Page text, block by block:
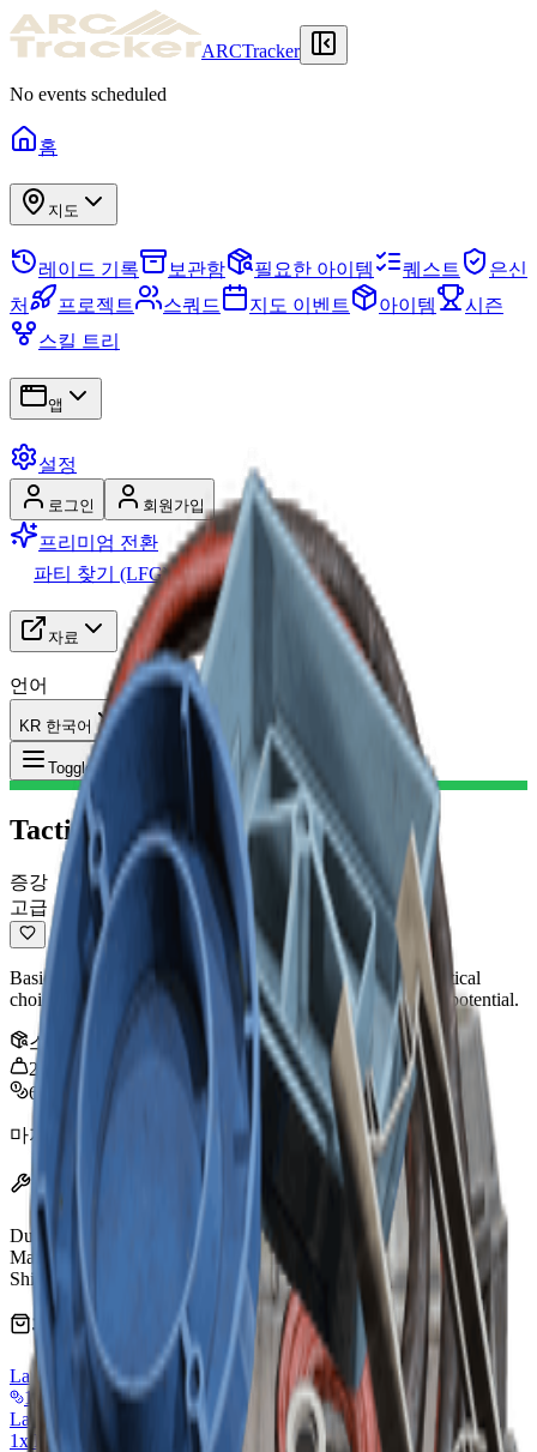
ARCTracker
No events scheduled
홈
지도
레이드 기록 보관함 필요한 아이템 퀘스트
은신
처
프로젝트 스쿼드 지도 이벤트 아이템
시즌
스킬 트리
앱
설정
로그인 회원가입
프리미엄 전환
파티 찾기 (LFG)
자료
언어
KR 한국어
Toggle Menu 아이템:Tactical Mk. 1
Tactical Mk. 1
증강
고급
Basic tactical augment. More Quick Use slots for more tactical
choice, but limited survivability and slightly lower looting potential.
스택
1
2
640
마지막 업데이트 Mar 17, 2026
효과
Durability
Max Loadout Weight
Shield Compatibility
Light, Medium
판매 상인
Lance
1,920 Coins
Lance
1x Free Loadout Augment